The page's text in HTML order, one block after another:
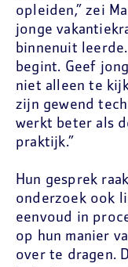
opleiden,” zei
jonge
binnenuit
begint. Geef
niet alleen te
zijn gewend
werkt beter als
praktijk.”
Hun gesprek
onderzoek ook
eenvoud in
op hun manier
over te dragen.